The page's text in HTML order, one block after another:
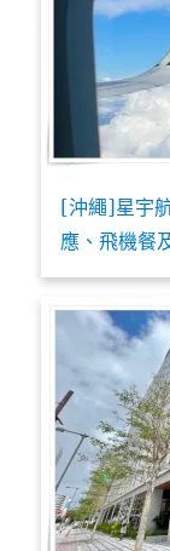
[沖繩]星宇
應、飛機餐